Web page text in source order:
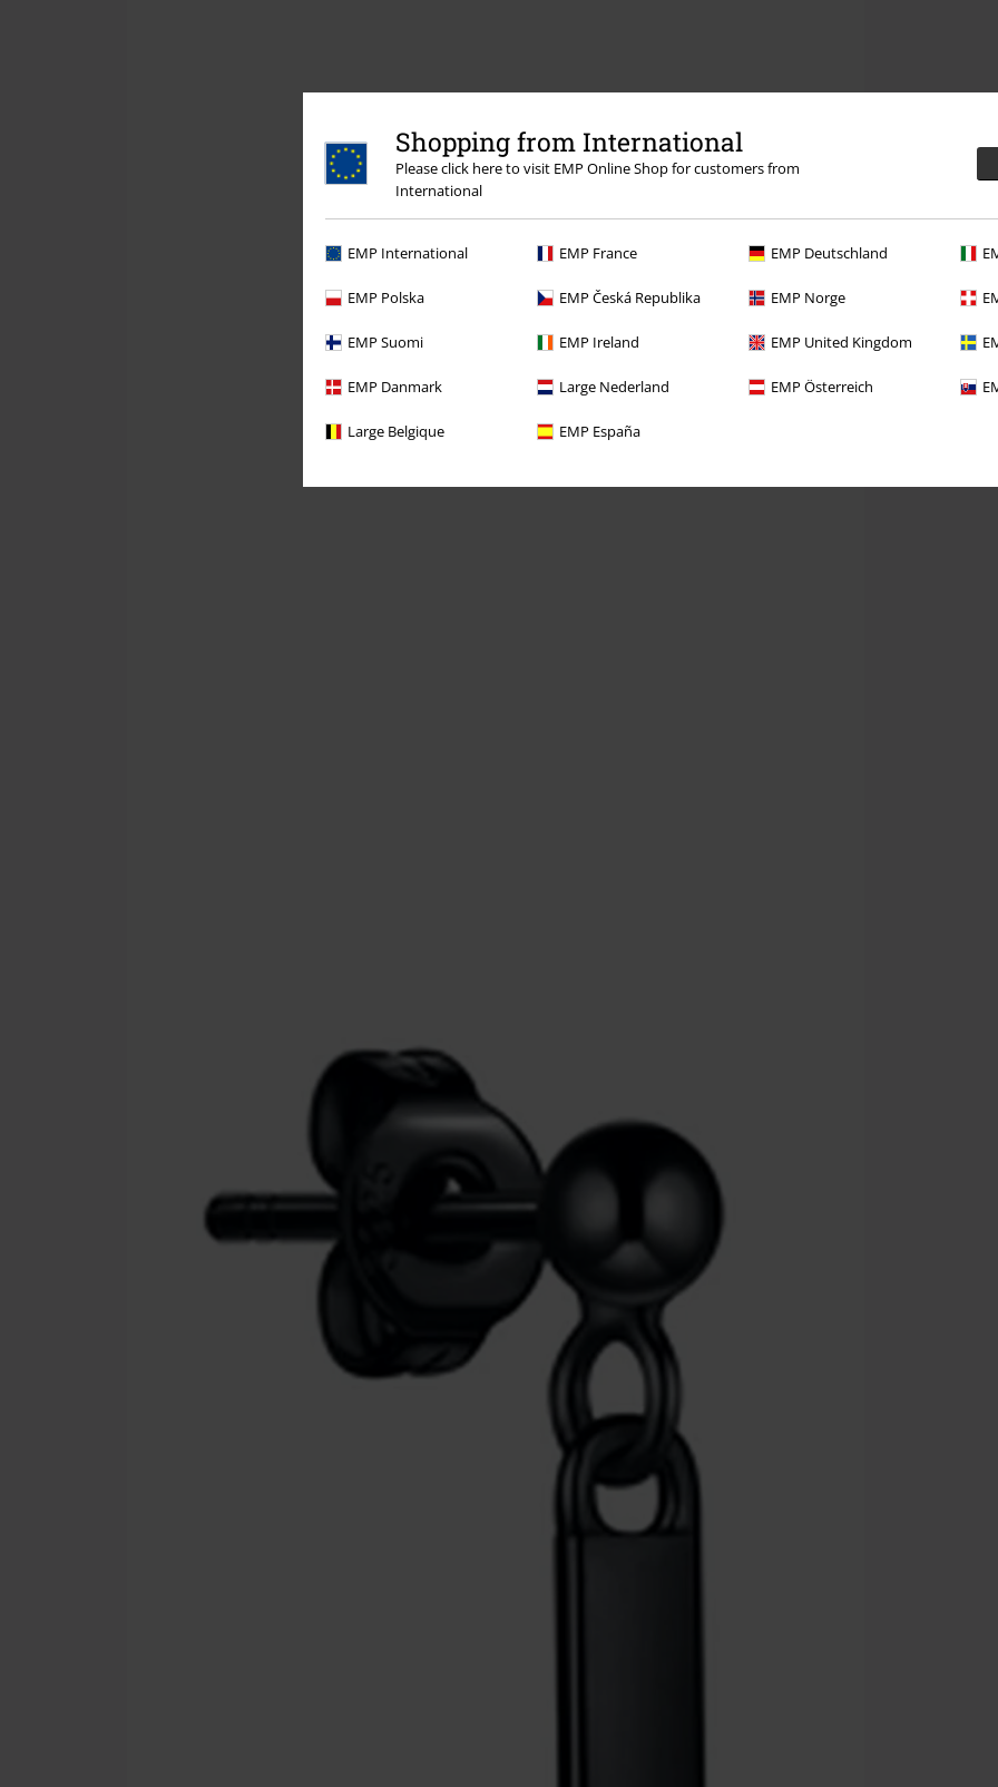
Shopping from International
Please click here to visit EMP Online Shop for customers from
International
EMP International EMP France EMP Deutschland
EMP Polska EMP Česká Republika EMP Norge
EMP Suomi EMP Ireland EMP United Kingdom
EMP Danmark Large Nederland EMP Österreich
Large Belgique EMP España